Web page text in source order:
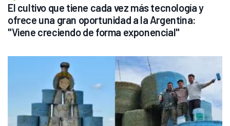
El cultivo que tiene cada vez más tecnología y
ofrece una gran oportunidad a la Argentina:
"Viene creciendo de forma exponencial"